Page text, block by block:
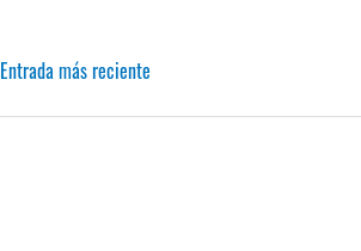
Entrada más reciente